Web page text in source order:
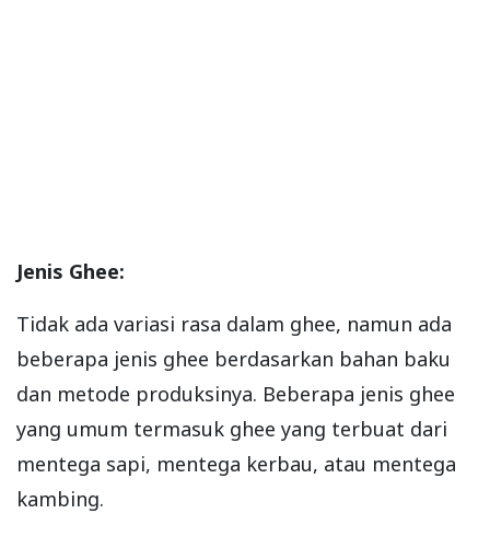
Jenis Ghee:
Tidak ada variasi rasa dalam ghee, namun ada
beberapa jenis ghee berdasarkan bahan baku
dan metode produksinya. Beberapa jenis ghee
yang umum termasuk ghee yang terbuat dari
mentega sapi, mentega kerbau, atau mentega
kambing.